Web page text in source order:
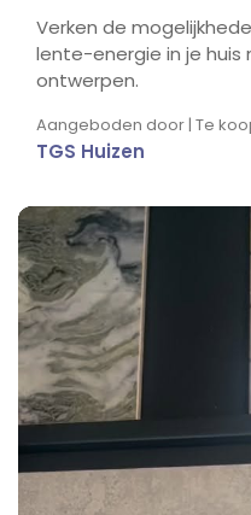
Verken de
lente-energie in je huis
ontwerpen.
Aangeboden door | Te
TGS Huizen